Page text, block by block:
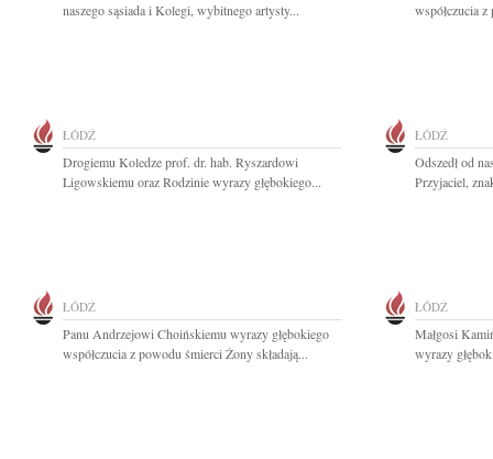
naszego sąsiada i Kolegi, wybitnego artysty...
współczucia
ŁÓDŹ
Drogiemu Koledze prof. dr. hab. Ryszardowi
Ligowskiemu oraz Rodzinie wyrazy głębokiego...
ŁÓDŹ
Odszedł od
Przyjaciel,
ŁÓDŹ
Panu Andrzejowi Choińskiemu wyrazy głębokiego
współczucia z powodu śmierci Żony składają...
ŁÓDŹ
Małgosi
wyrazy